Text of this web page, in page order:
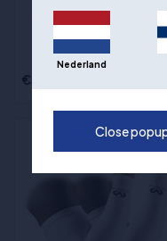
€36,00
Nederland
Close